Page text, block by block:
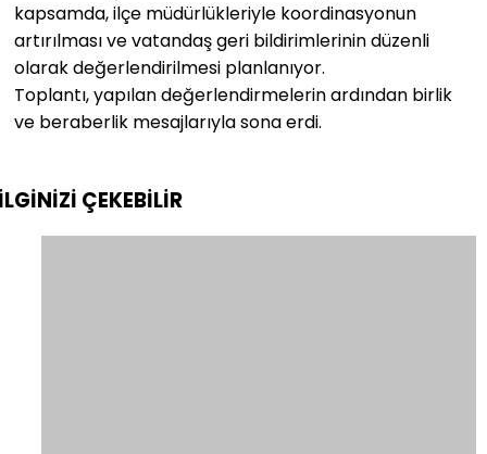
kapsamda, ilçe müdürlükleriyle koordinasyonun
artırılması ve vatandaş geri bildirimlerinin düzenli
olarak değerlendirilmesi planlanıyor.
Toplantı, yapılan değerlendirmelerin ardından birlik
ve beraberlik mesajlarıyla sona erdi.
ÇEKEBİLİR